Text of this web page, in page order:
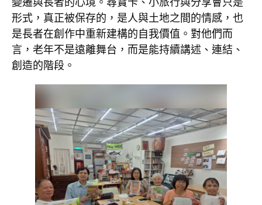
形式，真正被保存的，是人與土地之間的情感，也
是長者在創作中重新建構的自我價值。對他們而
言，老年不是遠離舞台，而是能持續講述、連結、
創造的階段。